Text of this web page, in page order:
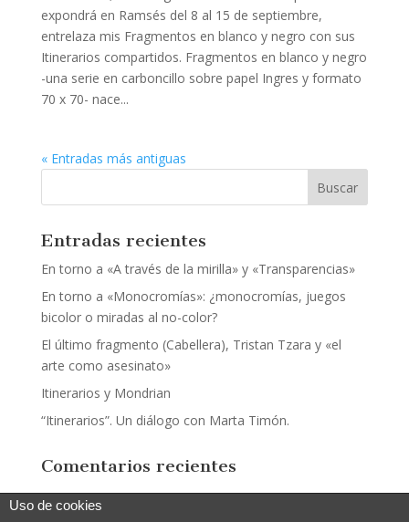
expondrá en Ramsés del 8 al 15 de septiembre,
entrelaza mis Fragmentos en blanco y negro con sus
Itinerarios compartidos. Fragmentos en blanco y negro
-una serie en carboncillo sobre papel Ingres y formato
70 x 70- nace...
« Entradas más antiguas
Entradas recientes
En torno a «A través de la mirilla» y «Transparencias»
En torno a «Monocromías»: ¿monocromías, juegos
bicolor o miradas al no-color?
El último fragmento (Cabellera), Tristan Tzara y «el
arte como asesinato»
Itinerarios y Mondrian
“Itinerarios”. Un diálogo con Marta Timón.
Comentarios recientes
Uso de cookies